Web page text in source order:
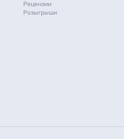
Рецензии
Розыгрыши